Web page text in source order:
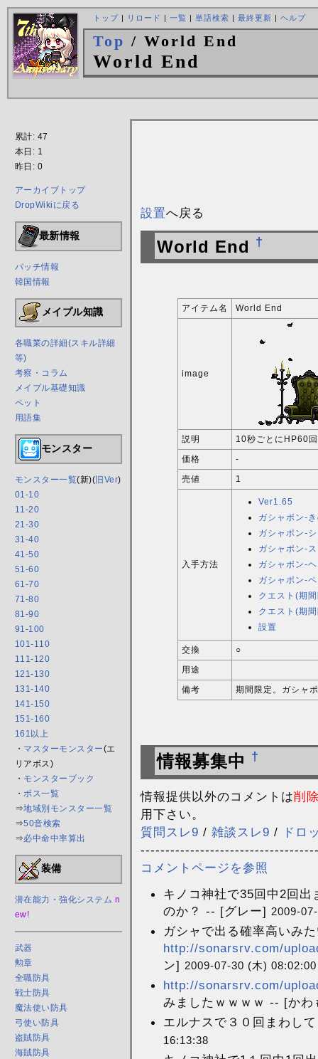
トップ| リロード | 一覧 | 単語検索 | 最終更新 | ヘルプ
Top / World End
World End
累計: 47
本日: 1
昨日: 0
アーカイブトップ
DropWikiに戻る
最新情報
パッチ情報
韓国情報
メイプル知識
各職業の詳細(スキル詳細
等)
考察・コラム
メイプル基礎知識
ペット
用語集
モンスター
モンスター一覧(新)( 旧Ver)
01-10
11-20
21-30
31-40
41-50
51-60
61-70
71-80
81-90
91-100
101-110
111-120
121-130
131-140
141-150
151-160
161以上
・ マスターモンスター(エ
リアボス)
・ モンスターブック
・ ボス一覧
⇒地域別モンスター一覧
⇒50音検索
⇒必中命中率算出
装備
潜在能力・強化システム n
ew!
武器
勲章
全職防具
戦士防具
魔法使い防具
弓使い防具
盗賊防具
海賊防具
設置へ戻る
World End †
アイテム名 World End
image
説明
10秒ごとにHP60
価格
-
売値
1
入手方法
Ver1.65
ガシャポン-
ガシャポン-
ガシャポン-
ガシャポン-
ガシャポン-
クエスト(期
クエスト(期
設置
交換
○
用途
備考
期間限定。ガシャ
情報募集中 †
情報提供以外のコメントは削
用下さい。
質問スレ9 / 雑談スレ9 /
ドロ
コメントページを参照
キノコ神社で35回中2回
のか？ -- [グレー] 2009-
ガシャで出る確率高いみ
http://sonarsrv.com/
ン] 2009-07-30 (木) 08:02:00
http://sonarsrv.com/
みましたｗｗｗｗ -- [か
エルナスで３０回まわし
16:13:38